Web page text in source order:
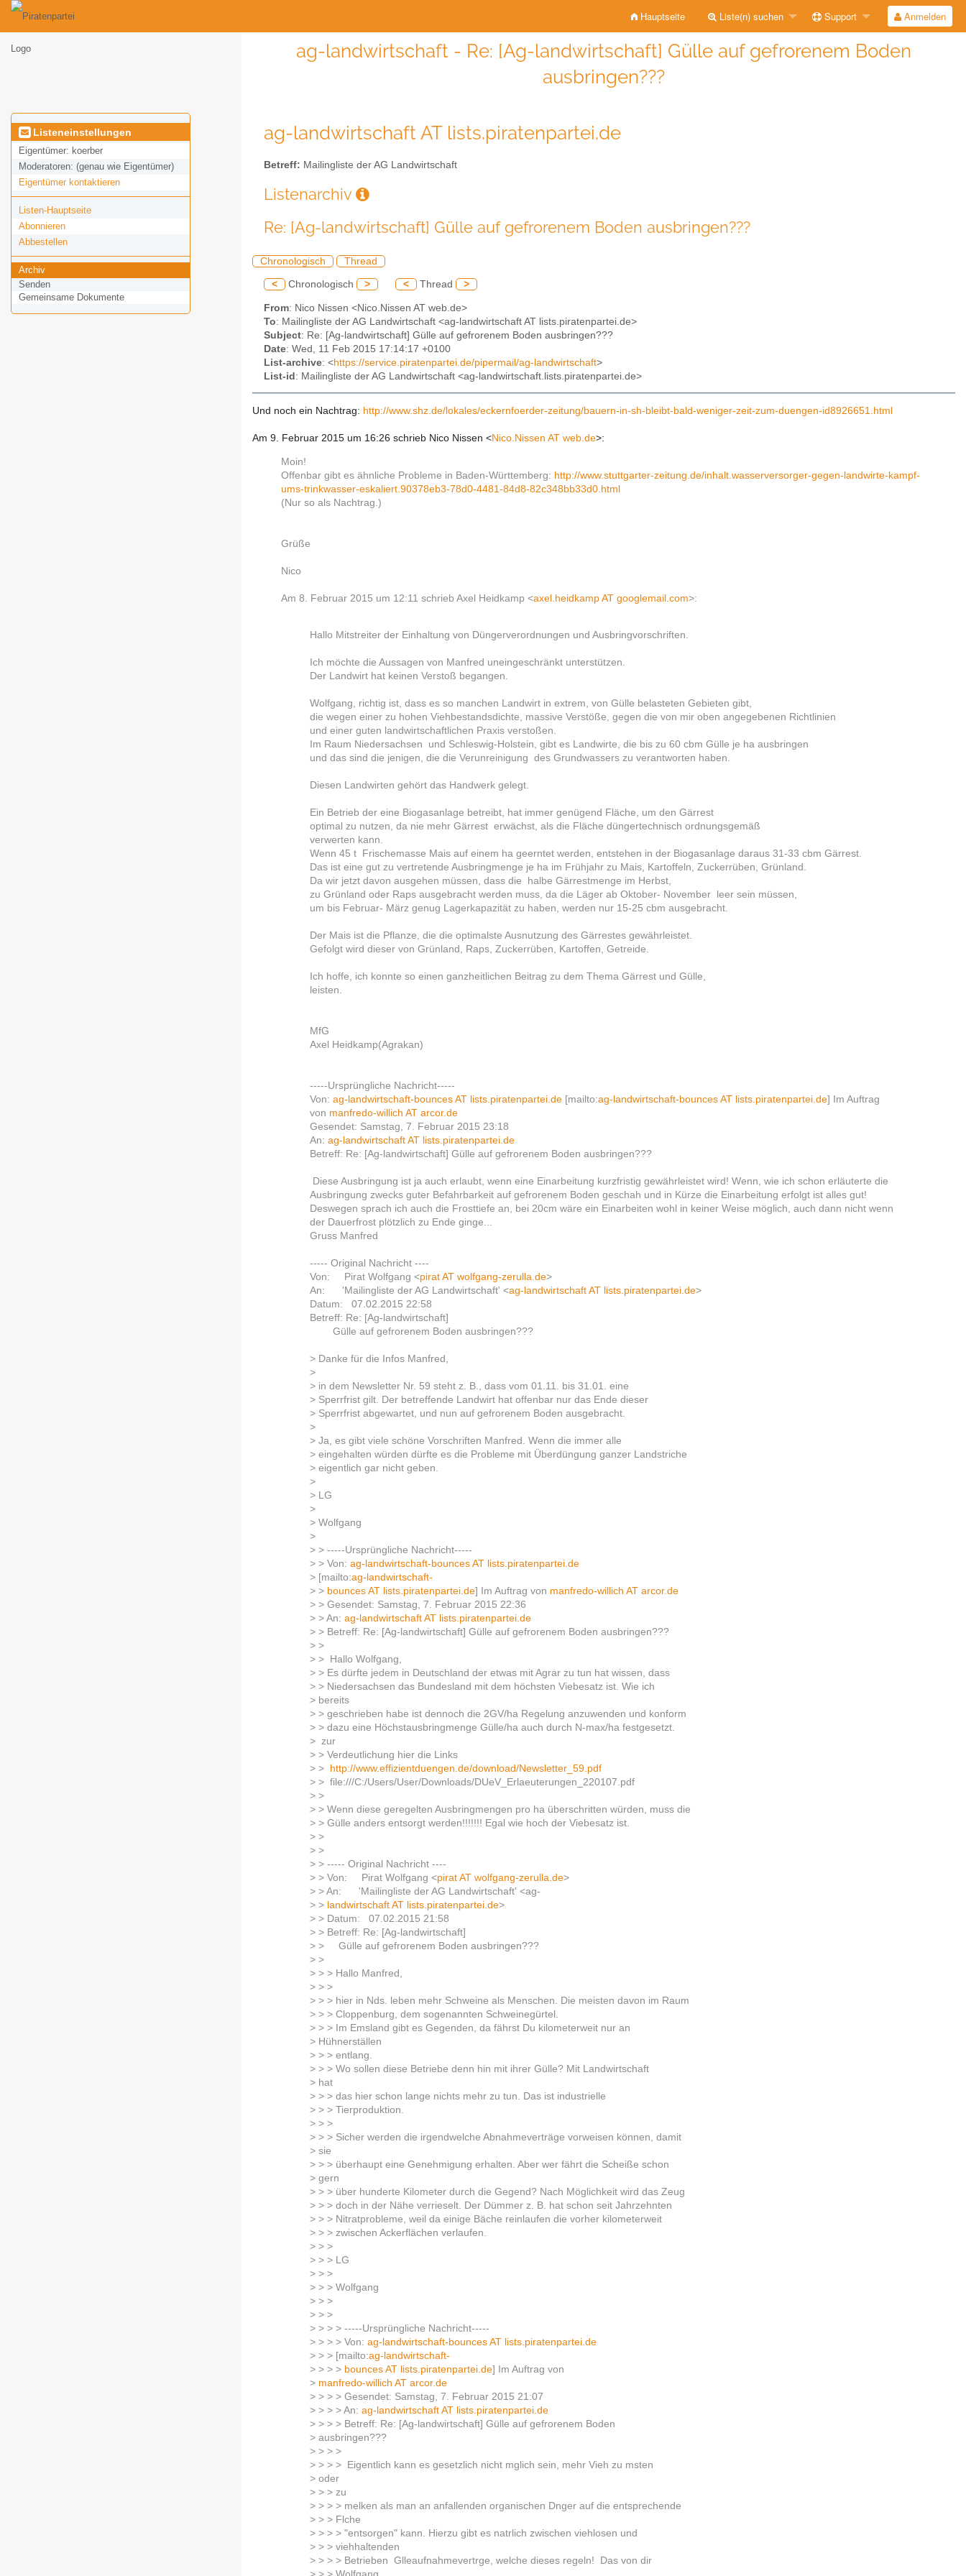
Hauptseite Liste(n) suchen Support Anmelden
ag-landwirtschaft - Re: [Ag-landwirtschaft] Gülle auf gefrorenem Boden
ausbringen???
Listeneinstellungen
Eigentümer: koerber
Moderatoren: (genau wie Eigentümer)
Eigentümer kontaktieren
Listen-Hauptseite
Abonnieren
Abbestellen
Archiv
Senden
Gemeinsame Dokumente
ag-landwirtschaft AT lists.piratenpartei.de
Betreff: Mailingliste der AG Landwirtschaft
Listenarchiv
Re: [Ag-landwirtschaft] Gülle auf gefrorenem Boden ausbringen???
Chronologisch Thread
< Chronologisch > < Thread >
From: Nico Nissen <Nico.Nissen AT web.de>
To: Mailingliste der AG Landwirtschaft <ag-landwirtschaft AT lists.piratenpartei.de>
Subject: Re: [Ag-landwirtschaft] Gülle auf gefrorenem Boden ausbringen???
Date: Wed, 11 Feb 2015 17:14:17 +0100
List-archive: <https://service.piratenpartei.de/pipermail/ag-landwirtschaft>
List-id : Mailingliste der AG Landwirtschaft <ag-landwirtschaft.lists.piratenpartei.de>
Und noch ein Nachtrag: http://www.shz.de/lokales/eckernfoerder-zeitung/bauern-in-sh-bleibt-bald-weniger-zeit-zum-duengen-id8926651.html
Am 9. Februar 2015 um 16:26 schrieb Nico Nissen <Nico.Nissen AT web.de>:
Moin!
Offenbar gibt es ähnliche Probleme in Baden-Württemberg: http://www.stuttgarter-zeitung.de/inhalt.wasserversorger-gegen-landwirte-kampf-
ums-trinkwasser-eskaliert.90378eb3-78d0-4481-84d8-82c348bb33d0.html
(Nur so als Nachtrag.)
Grüße
Nico
Am 8. Februar 2015 um 12:11 schrieb Axel Heidkamp <axel.heidkamp AT googlemail.com>:
Hallo Mitstreiter der Einhaltung von Düngerverordnungen und Ausbringvorschriften.
Ich möchte die Aussagen von Manfred uneingeschränkt unterstützen.
Der Landwirt hat keinen Verstoß begangen.
Wolfgang, richtig ist, dass es so manchen Landwirt in extrem, von Gülle belasteten Gebieten gibt,
die wegen einer zu hohen Viehbestandsdichte, massive Verstöße, gegen die von mir oben angegebenen Richtlinien
und einer guten landwirtschaftlichen Praxis verstoßen.
Im Raum Niedersachsen und Schleswig-Holstein, gibt es Landwirte, die bis zu 60 cbm Gülle je ha ausbringen
und das sind die jenigen, die die Verunreinigung des Grundwassers zu verantworten haben.
Diesen Landwirten gehört das Handwerk gelegt.
Ein Betrieb der eine Biogasanlage betreibt, hat immer genügend Fläche, um den Gärrest
optimal zu nutzen, da nie mehr Gärrest erwächst, als die Fläche düngertechnisch ordnungsgemäß
verwerten kann.
Wenn 45 t Frischemasse Mais auf einem ha geerntet werden, entstehen in der Biogasanlage daraus 31-33 cbm Gärrest.
Das ist eine gut zu vertretende Ausbringmenge je ha im Frühjahr zu Mais, Kartoffeln, Zuckerrüben, Grünland.
Da wir jetzt davon ausgehen müssen, dass die halbe Gärrestmenge im Herbst,
zu Grünland oder Raps ausgebracht werden muss, da die Läger ab Oktober- November leer sein müssen,
um bis Februar- März genug Lagerkapazität zu haben, werden nur 15-25 cbm ausgebracht.
Der Mais ist die Pflanze, die die optimalste Ausnutzung des Gärrestes gewährleistet.
Gefolgt wird dieser von Grünland, Raps, Zuckerrüben, Kartoffen, Getreide.
Ich hoffe, ich konnte so einen ganzheitlichen Beitrag zu dem Thema Gärrest und Gülle,
leisten.
MfG
Axel Heidkamp(Agrakan)
-----Ursprüngliche Nachricht-----
Von: ag-landwirtschaft-bounces AT lists.piratenpartei.de [mailto:ag-landwirtschaft-bounces AT lists.piratenpartei.de] Im Auftrag
von manfredo-willich AT arcor.de
Gesendet: Samstag, 7. Februar 2015 23:18
An: ag-landwirtschaft AT lists.piratenpartei.de
Betreff: Re: [Ag-landwirtschaft] Gülle auf gefrorenem Boden ausbringen???
Diese Ausbringung ist ja auch erlaubt, wenn eine Einarbeitung kurzfristig gewährleistet wird! Wenn, wie ich schon erläuterte die
Ausbringung zwecks guter Befahrbarkeit auf gefrorenem Boden geschah und in Kürze die Einarbeitung erfolgt ist alles gut!
Deswegen sprach ich auch die Frosttiefe an, bei 20cm wäre ein Einarbeiten wohl in keiner Weise möglich, auch dann nicht wenn
der Dauerfrost plötzlich zu Ende ginge...
Gruss Manfred
----- Original Nachricht ----
Von: Pirat Wolfgang <pirat AT wolfgang-zerulla.de>
An: 'Mailingliste der AG Landwirtschaft' <ag-landwirtschaft AT lists.piratenpartei.de>
Datum: 07.02.2015 22:58
Betreff: Re: [Ag-landwirtschaft]
Gülle auf gefrorenem Boden ausbringen???
> Danke für die Infos Manfred,
>
> in dem Newsletter Nr. 59 steht z. B., dass vom 01.11. bis 31.01. eine
> Sperrfrist gilt. Der betreffende Landwirt hat offenbar nur das Ende dieser
> Sperrfrist abgewartet, und nun auf gefrorenem Boden ausgebracht.
>
> Ja, es gibt viele schöne Vorschriften Manfred. Wenn die immer alle
> eingehalten würden dürfte es die Probleme mit Überdüngung ganzer Landstriche
> eigentlich gar nicht geben.
>
> LG
>
> Wolfgang
>
> > -----Ursprüngliche Nachricht-----
> > Von: ag-landwirtschaft-bounces AT lists.piratenpartei.de
> [mailto:ag-landwirtschaft-
> > bounces AT lists.piratenpartei.de] Im Auftrag von manfredo-willich AT arcor.de
> > Gesendet: Samstag, 7. Februar 2015 22:36
> > An: ag-landwirtschaft AT lists.piratenpartei.de
> > Betreff: Re: [Ag-landwirtschaft] Gülle auf gefrorenem Boden ausbringen???
> >
> > Hallo Wolfgang,
> > Es dürfte jedem in Deutschland der etwas mit Agrar zu tun hat wissen, dass
> > Niedersachsen das Bundesland mit dem höchsten Viebesatz ist. Wie ich
> bereits
> > geschrieben habe ist dennoch die 2GV/ha Regelung anzuwenden und konform
> > dazu eine Höchstausbringmenge Gülle/ha auch durch N-max/ha festgesetzt.
> zur
> > Verdeutlichung hier die Links
> >
http://www.effizientduengen.de/download/Newsletter_59.pdf
> > file:///C:/Users/User/Downloads/DUeV_Erlaeuterungen_220107.pdf
> >
> > Wenn diese geregelten Ausbringmengen pro ha überschritten würden, muss die
> > Gülle anders entsorgt werden!!!!!!! Egal wie hoch der Viebesatz ist.
> >
> >
> > ----- Original Nachricht ----
> > Von: Pirat Wolfgang <pirat AT wolfgang-zerulla.de>
> > An: 'Mailingliste der AG Landwirtschaft' <ag-
> > landwirtschaft AT lists.piratenpartei.de>
> > Datum: 07.02.2015 21:58
> > Betreff: Re: [Ag-landwirtschaft]
> > Gülle auf gefrorenem Boden ausbringen???
> >
> > > Hallo Manfred,
> > >
> > > hier in Nds. leben mehr Schweine als Menschen. Die meisten davon im Raum
> > > Cloppenburg, dem sogenannten Schweinegürtel.
> > > Im Emsland gibt es Gegenden, da fährst Du kilometerweit nur an
> Hühnerställen
> > > entlang.
> > > Wo sollen diese Betriebe denn hin mit ihrer Gülle? Mit Landwirtschaft
> hat
> > > das hier schon lange nichts mehr zu tun. Das ist industrielle
> > > Tierproduktion.
> > >
> > > Sicher werden die irgendwelche Abnahmeverträge vorweisen können, damit
> sie
> > > überhaupt eine Genehmigung erhalten. Aber wer fährt die Scheiße schon
> gern
> > > über hunderte Kilometer durch die Gegend? Nach Möglichkeit wird das Zeug
> > > doch in der Nähe verrieselt. Der Dümmer z. B. hat schon seit Jahrzehnten
> > > Nitratprobleme, weil da einige Bäche reinlaufen die vorher kilometerweit
> > > zwischen Ackerflächen verlaufen.
> > >
> > > LG
> > >
> > > Wolfgang
> > >
> > >
> > > > -----Ursprüngliche Nachricht-----
> > > > Von: ag-landwirtschaft-bounces AT lists.piratenpartei.de
> > > [mailto:ag-landwirtschaft-
> > > > bounces AT lists.piratenpartei.de] Im Auftrag von
> manfredo-willich AT arcor.de
> > > > Gesendet: Samstag, 7. Februar 2015 21:07
> > > > An: ag-landwirtschaft AT lists.piratenpartei.de
> > > > Betreff: Re: [Ag-landwirtschaft] Gülle auf gefrorenem Boden
> ausbringen???
> > > >
> > > > Eigentlich kann es gesetzlich nicht mglich sein, mehr Vieh zu msten
> oder
> > > zu
> > > > melken als man an anfallenden organischen Dnger auf die entsprechende
> > > Flche
> > > > "entsorgen" kann. Hierzu gibt es natrlich zwischen viehlosen und
> > > viehhaltenden
> > > > Betrieben Glleaufnahmevertrge, welche dieses regeln! Das von dir